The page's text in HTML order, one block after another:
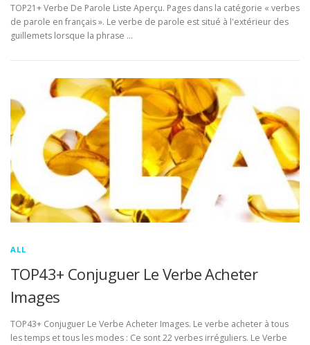
TOP21+ Verbe De Parole Liste Aperçu. Pages dans la catégorie « verbes
de parole en français ». Le verbe de parole est situé à l'extérieur des
guillemets lorsque la phrase …
ALL
TOP43+ Conjuguer Le Verbe Acheter
Images
TOP43+ Conjuguer Le Verbe Acheter Images. Le verbe acheter à tous
les temps et tous les modes : Ce sont 22 verbes irréguliers. Le Verbe